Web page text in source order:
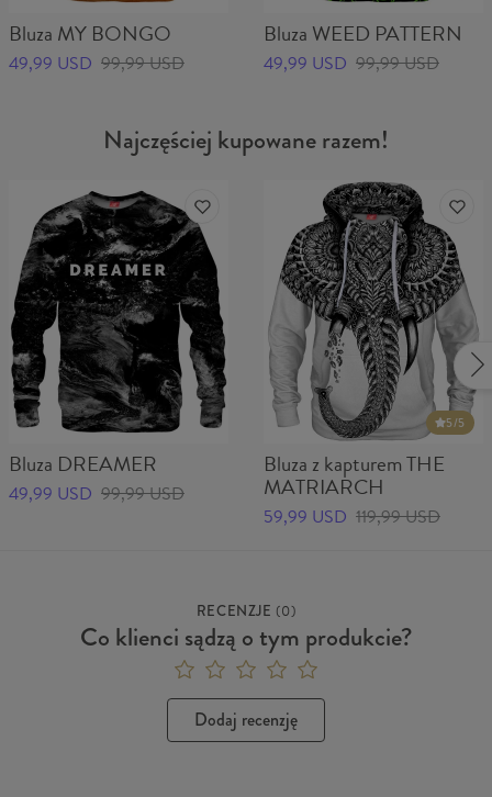
Bluza MY BONGO
49,99 USD 99,99 USD
Bluza WEED PATTERN
49,99 USD 99,99 USD
Najczęściej kupowane razem!
Bluza DREAMER
49,99 USD 99,99 USD
5/5
Bluza z kapturem THE
MATRIARCH
59,99 USD 119,99 USD
RECENZJE (0)
Co klienci sądzą o tym produkcie?
Dodaj recenzję